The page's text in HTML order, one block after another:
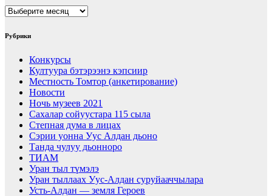
Архивы
Рубрики
Конкурсы
Култуура бэтэрээнэ кэпсиир
Местность Томтор (анкетирование)
Новости
Ночь музеев 2021
Сахалар сойуустара 115 сыла
Степная дума в лицах
Сэрии уонна Уус Алдан дьоно
Танда чулуу дьонноро
ТИАМ
Уран тыл түмэлэ
Уран тыллаах Уус-Алдан суруйааччылара
Усть-Алдан — земля Героев